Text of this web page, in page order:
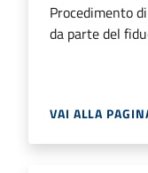
Procedimento
da parte del
VAI ALLA